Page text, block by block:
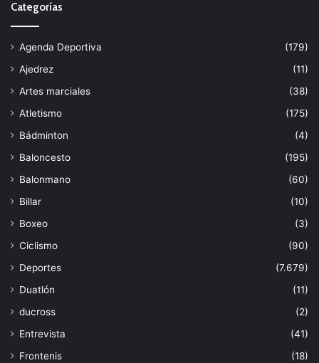
Categorías
Agenda Deportiva
(179)
Ajedrez
(11)
Artes marciales
(38)
Atletismo
(175)
Bádminton
(4)
Baloncesto
(195)
Balonmano
(60)
Billar
(10)
Boxeo
(3)
Ciclismo
(90)
Deportes
(7.679)
Duatlón
(11)
ducross
(2)
Entrevista
(41)
Frontenis
(18)